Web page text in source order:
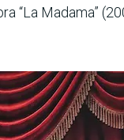
“La Madama”